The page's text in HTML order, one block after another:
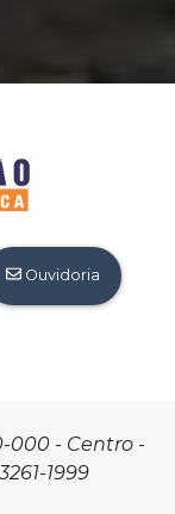
Ouvidoria
000 - Centro -
1999